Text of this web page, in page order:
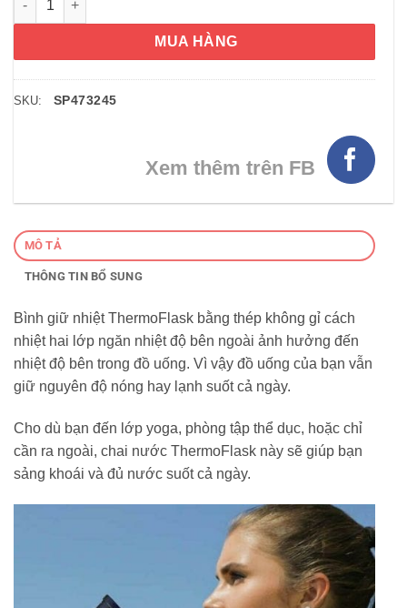
MUA HÀNG
SKU: SP473245
Xem thêm trên FB
MÔ TẢ
THÔNG TIN BỔ SUNG
Bình giữ nhiệt ThermoFlask bằng thép không gỉ cách
nhiệt hai lớp ngăn nhiệt độ bên ngoài ảnh hưởng đến
nhiệt độ bên trong đồ uống. Vì vậy đồ uống của bạn vẫn
giữ nguyên độ nóng hay lạnh suốt cả ngày.
Cho dù bạn đến lớp yoga, phòng tập thể dục, hoặc chỉ
cần ra ngoài, chai nước ThermoFlask này sẽ giúp bạn
sảng khoái và đủ nước suốt cả ngày.